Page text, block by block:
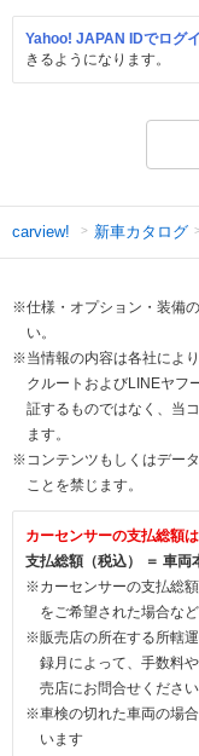
Yahoo! JAPAN IDでログ
きるようになります。
carview! 新車カタログ
※仕様・オプション・装備
い。
※当情報の内容は各社によ
クルートおよびLINEヤフ
証するものではなく、当
ます。
※コンテンツもしくはデー
ことを禁じます。
カーセンサーの支払総額
支払総額（税込） ＝ 車両
※カーセンサーの支払総
をご希望された場合な
※販売店の所在する所轄
録月によって、手数料
売店にお問合せください
※車検の切れた車両の場
います